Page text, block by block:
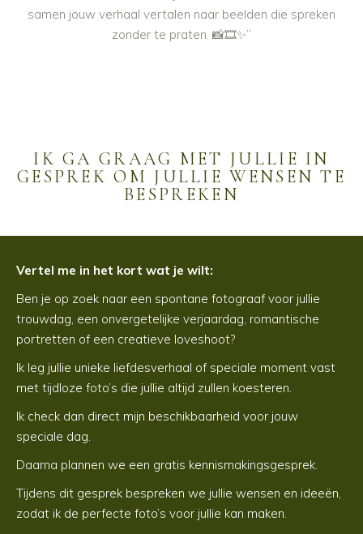
samen jouw verhaal vertalen naar beelden die spreken
zonder te praten. 📸🎞️✨”
IK GA GRAAG MET JULLIE IN
GESPREK OM JULLIE WENSEN TE
BESPREKEN
Vertel me in het kort wat je wilt:
Ben je op zoek naar een spontane fotograaf voor jullie
trouwdag, een onvergetelijke verjaardag, romantische
portretten of een creatieve loveshoot?
Ik leg jullie unieke liefdesverhaal of speciale moment vast
met tijdloze foto’s die jullie altijd zullen koesteren.
Ik check dan direct mijn beschikbaarheid voor jouw
speciale dag.
Daarna plannen we een gratis kennismakingsgesprek.
Tijdens dit gesprek bespreken we jullie wensen en ideeën,
zodat ik de perfecte foto’s voor jullie kan maken.